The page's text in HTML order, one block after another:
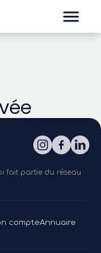
fait partie du réseau
compteAnnuaire